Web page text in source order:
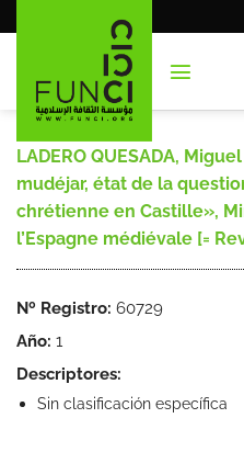
al
LADERO QUESADA,
mudéjar, état de la
chrétienne en Castille»,
l’Espagne médiévale [=
Nº Registro: 60729
Año: 1
Descriptores:
Sin clasificación específica